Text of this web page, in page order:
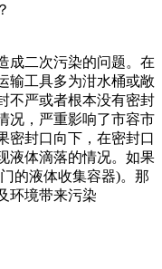
成二次污染的问题。在
输工具多为泔水桶或敞
不严或者根本没有密封
况，严重影响了市容市
密封口向下，在密封口
液体滴落的情况。如果
的液体收集容器)。那
环境带来污染